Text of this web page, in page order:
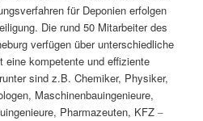
für Deponien erfolgen
Die rund 50 Mitarbeiter des
verfügen über unterschiedliche
eine kompetente und effiziente
sind z.B. Chemiker, Physiker,
Maschinenbauingenieure,
Pharmazeuten, KFZ–